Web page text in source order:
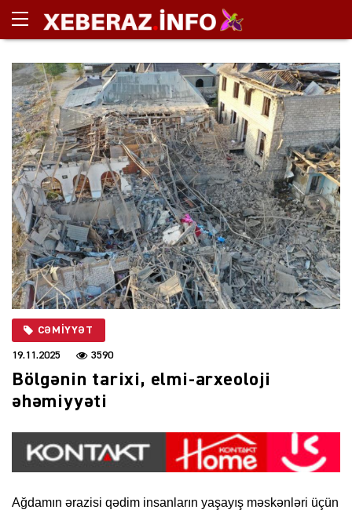
CƏMIYYƏT
19.11.2025 3590
Bölgənin tarixi, elmi-arxeoloji
əhəmiyyəti
Ağdamın ərazisi qədim insanların yaşayış məskənləri üçün